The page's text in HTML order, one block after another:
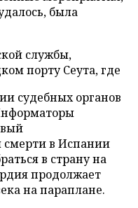
была
службы,
порту Сеута, где
судебных органов
смерти в Испании
в страну на
продолжает
на параплане.